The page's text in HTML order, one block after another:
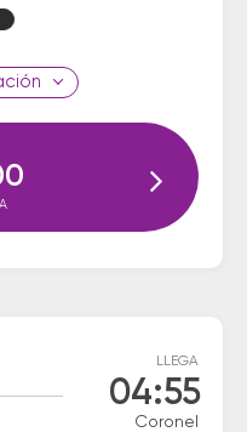
LLEGA
04:55
Coronel